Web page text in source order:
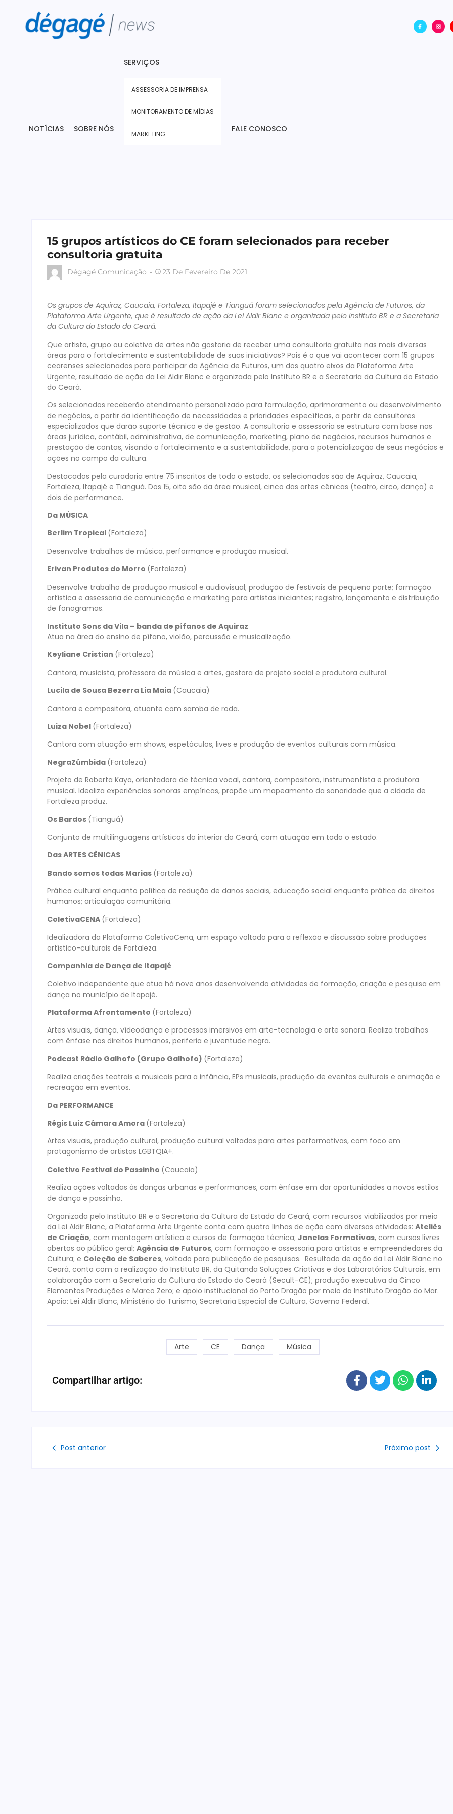
NOTÍCIAS SOBRE NÓS
SERVIÇOS
ASSESSORIA DE IMPRENSA
MONITORAMENTO DE MÍDIAS
MARKETING
FALE CONOSCO
15 grupos artísticos do CE foram selecionados para receber
consultoria gratuita
Dégagé Comunicação 23 De Fevereiro De 2021
Os grupos de Aquiraz, Caucaia, Fortaleza, Itapajé e Tianguá foram selecionados pela Agência de Futuros, da
Plataforma Arte Urgente, que é resultado de ação da Lei Aldir Blanc e organizada pelo Instituto BR e a Secretaria
da Cultura do Estado do Ceará.
Que artista, grupo ou coletivo de artes não gostaria de receber uma consultoria gratuita nas mais diversas
áreas para o fortalecimento e sustentabilidade de suas iniciativas? Pois é o que vai acontecer com 15 grupos
cearenses selecionados para participar da Agência de Futuros, um dos quatro eixos da Plataforma Arte
Urgente, resultado de ação da Lei Aldir Blanc e organizada pelo Instituto BR e a Secretaria da Cultura do Estado
do Ceará.
Os selecionados receberão atendimento personalizado para formulação, aprimoramento ou desenvolvimento
de negócios, a partir da identificação de necessidades e prioridades específicas, a partir de consultores
especializados que darão suporte técnico e de gestão. A consultoria e assessoria se estrutura com base nas
áreas jurídica, contábil, administrativa, de comunicação, marketing, plano de negócios, recursos humanos e
prestação de contas, visando o fortalecimento e a sustentabilidade, para a potencialização de seus negócios e
ações no campo da cultura.
Destacados pela curadoria entre 75 inscritos de todo o estado, os selecionados são de Aquiraz, Caucaia,
Fortaleza, Itapajé e Tianguá. Dos 15, oito são da área musical, cinco das artes cênicas (teatro, circo, dança) e
dois de performance.
Da MÚSICA
Berlim Tropical (Fortaleza)
Desenvolve trabalhos de música, performance e produção musical.
Erivan Produtos do Morro (Fortaleza)
Desenvolve trabalho de produção musical e audiovisual; produção de festivais de pequeno porte; formação
artística e assessoria de comunicação e marketing para artistas iniciantes; registro, lançamento e distribuição
de fonogramas.
Instituto Sons da Vila – banda de pífanos de Aquiraz
Atua na área do ensino de pífano, violão, percussão e musicalização.
Keyliane Cristian (Fortaleza)
Cantora, musicista, professora de música e artes, gestora de projeto social e produtora cultural.
Lucila de Sousa Bezerra Lia Maia (Caucaia)
Cantora e compositora, atuante com samba de roda.
Luiza Nobel (Fortaleza)
Cantora com atuação em shows, espetáculos, lives e produção de eventos culturais com música.
NegraZúmbida (Fortaleza)
Projeto de Roberta Kaya, orientadora de técnica vocal, cantora, compositora, instrumentista e produtora
musical. Idealiza experiências sonoras empíricas, propõe um mapeamento da sonoridade que a cidade de
Fortaleza produz.
Os Bardos (Tianguá)
Conjunto de multilinguagens artísticas do interior do Ceará, com atuação em todo o estado.
Das ARTES CÊNICAS
Bando somos todas Marias (Fortaleza)
Prática cultural enquanto política de redução de danos sociais, educação social enquanto prática de direitos
humanos; articulação comunitária.
ColetivaCENA (Fortaleza)
Idealizadora da Plataforma ColetivaCena, um espaço voltado para a reflexão e discussão sobre produções
artístico-culturais de Fortaleza.
Companhia de Dança de Itapajé
Coletivo independente que atua há nove anos desenvolvendo atividades de formação, criação e pesquisa em
dança no município de Itapajé.
Plataforma Afrontamento (Fortaleza)
Artes visuais, dança, vídeodança e processos imersivos em arte-tecnologia e arte sonora. Realiza trabalhos
com ênfase nos direitos humanos, periferia e juventude negra.
Podcast Rádio Galhofo (Grupo Galhofo) (Fortaleza)
Realiza criações teatrais e musicais para a infância, EPs musicais, produção de eventos culturais e animação e
recreação em eventos.
Da PERFORMANCE
Régis Luiz Câmara Amora (Fortaleza)
Artes visuais, produção cultural, produção cultural voltadas para artes performativas, com foco em
protagonismo de artistas LGBTQIA+.
Coletivo Festival do Passinho (Caucaia)
Realiza ações voltadas às danças urbanas e performances, com ênfase em dar oportunidades a novos estilos
de dança e passinho.
Organizada pelo Instituto BR e a Secretaria da Cultura do Estado do Ceará, com recursos viabilizados por meio
da Lei Aldir Blanc, a Plataforma Arte Urgente conta com quatro linhas de ação com diversas atividades: Ateliês
de Criação, com montagem artística e cursos de formação técnica; Janelas Formativas, com cursos livres
abertos ao público geral; Agência de Futuros, com formação e assessoria para artistas e empreendedores da
Cultura; e Coleção de Saberes, voltado para publicação de pesquisas. Resultado de ação da Lei Aldir Blanc no
Ceará, conta com a realização do Instituto BR, da Quitanda Soluções Criativas e dos Laboratórios Culturais, em
colaboração com a Secretaria da Cultura do Estado do Ceará (Secult-CE); produção executiva da Cinco
Elementos Produções e Marco Zero; e apoio institucional do Porto Dragão por meio do Instituto Dragão do Mar.
Apoio: Lei Aldir Blanc, Ministério do Turismo, Secretaria Especial de Cultura, Governo Federal.
Arte CE Dança Música
Compartilhar artigo:
Post anterior Próximo post